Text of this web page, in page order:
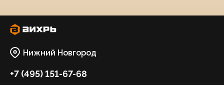
Нижний Новгород
+7 (495) 151-67-68